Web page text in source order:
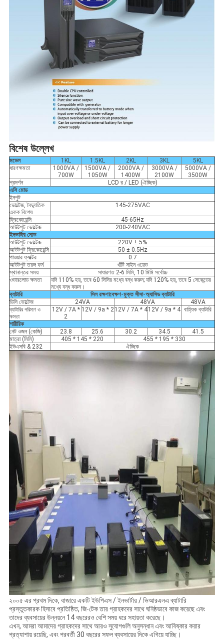
বিশেষ উল্লেখ
মডেল 1KL 1.5KL 2KL 3KL
5KL
ধারণক্ষমতা
1000VA /
700W
1500VA /
1050W
2000VA /
1400W
3000VA /
2100W
5000VA /
3500W
প্রদর্শন
LCD র / LED (ঐচ্ছিক)
এসি মোড
ইনপুট
ভোল্টেজ, বৈদ্যুতিক
একক বিশেষ
145-275VAC
ফ্রিকোয়েন্সি
45-65Hz
আউটপুট ভোল্টেজ
200-240VAC
ইনভার্টার মোড
আউটপুট ভোল্টেজ
220V ± 5%
আউটপুট ফ্রিকোয়েন্সি
50 ± 0.5Hz
পাওয়ার ফ্যাক্টর
0.7
আউটপুট তরঙ্গ ফর্ম
খাঁটি সাইন ওয়েভ
স্থানান্তর সময়
সাধারণত 2-6 মিমি, 10 মিমি সর্বোচ্চ
ওভারলোড ক্ষমতা
যদি 110% হয়, তবে 60 সিসির মধ্যে বন্ধ করুন; যদি 120% হয়, তবে 5 সেকেন্ডের
মধ্যে বন্ধ করুন।
ব্যাটারি
সিল রক্ষণাবেক্ষণ-মুক্ত সীসা-অ্যাসিড ব্যাটারি
ডিসি ভোল্টেজ
24VA 48VA 48VA
ব্যাটারির পরিমাণ ও
ক্ষমতা
12V / 7A *
2
12V / 9a * 212V / 7A * 412V / 9a * 4 বাহ্যিক ব্যাটারি
শারীরিক
নেট ওজন (কেজি)
23.8 25.6 30.2 34.5
41.5
মাত্রা (মিমি)
405 * 145 * 220
455 * 195 * 330
ইউএসবি & 232
ঐচ্ছিক
২০০৫ এর প্রথম দিকে, বাজারে একটি ইউপিএস / ইনভার্টার / ভিআরএলএ ব্যাটারি
প্রস্তুতকারক হিসাবে প্রতিষ্ঠিত, জি-টেক তার গ্রাহকদের সাথে ঘনিষ্ঠভাবে কাজ করেছে এবং
তাদের ব্যবসায়ের উন্নয়নে 14 বছরেরও বেশি সময় ধরে সহায়তা করেছে।
এখন, আমরা আমাদের গ্রাহকদের সাথে আরও সুযোগগুলি অনুসন্ধান এবং আবিষ্কার করার
প্রত্যাশায় রয়েছি, এবং পরবর্তী 30 বছরের সফল ব্যবসায়ের দিকে এগিয়ে যাচ্ছি।